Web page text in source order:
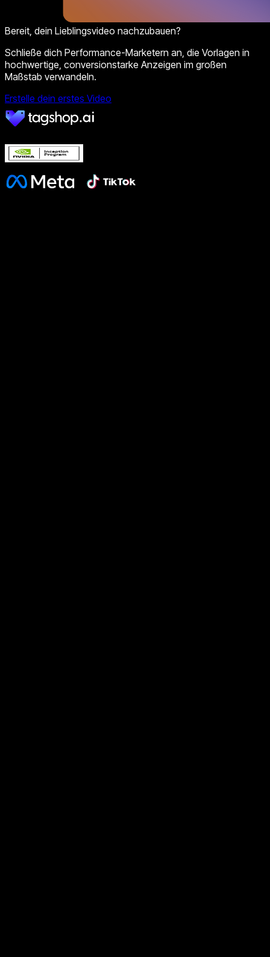
Bereit, dein Lieblingsvideo nachzubauen?
Schließe dich Performance-Marketern an, die Vorlagen in
hochwertige, conversionstarke Anzeigen im großen
Maßstab verwandeln.
Erstelle dein erstes Video